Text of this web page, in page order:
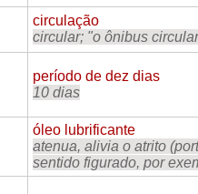
circulação
circular; "o ônibus
período de dez dias
10 dias
óleo lubrificante
atenua, alivia o atrito
sentido figurado, por